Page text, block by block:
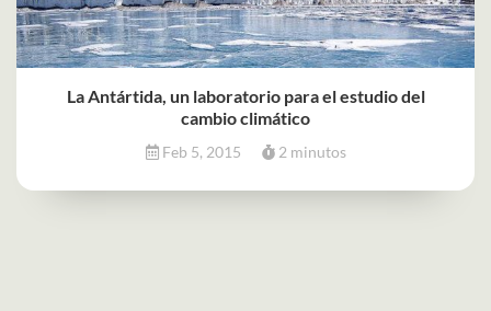
La Antártida, un laboratorio para el estudio del
cambio climático
Feb 5, 2015 2 minutos